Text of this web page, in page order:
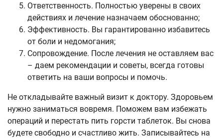
Ответственность. Полностью уверены в своих
действиях и лечение назначаем обоснованно;
Эффективность. Вы гарантированно избавитесь
от боли и недомогания;
Сопровождение. После лечения не оставляем вас
– даем рекомендации и советы, всегда готовы
ответить на ваши вопросы и помочь.
Не откладывайте важный визит к доктору. Здоровьем
нужно заниматься вовремя. Поможем вам избежать
операций и перестать пить горсти таблеток. Вы снова
будете свободно и счастливо жить. Записывайтесь на